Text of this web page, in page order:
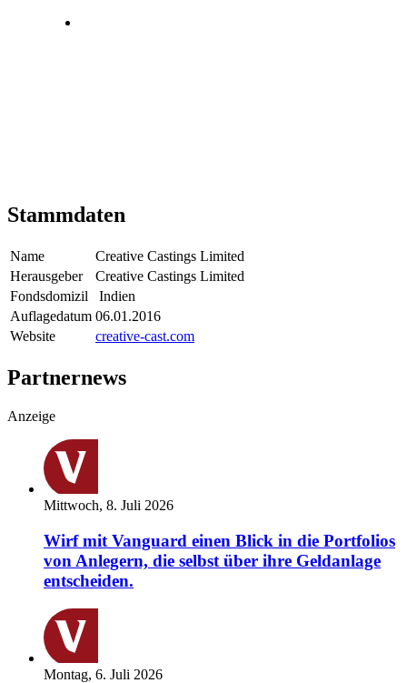
Stammdaten
Name
Creative Castings Limited
Herausgeber
Creative Castings Limited
Fondsdomizil
Indien
Auflagedatum 06.01.2016
Website
creative-cast.com
Partnernews
Anzeige
Mittwoch, 8. Juli 2026
Wirf mit Vanguard einen Blick in die Portfolios
von Anlegern, die selbst über ihre Geldanlage
entscheiden.
Montag, 6. Juli 2026